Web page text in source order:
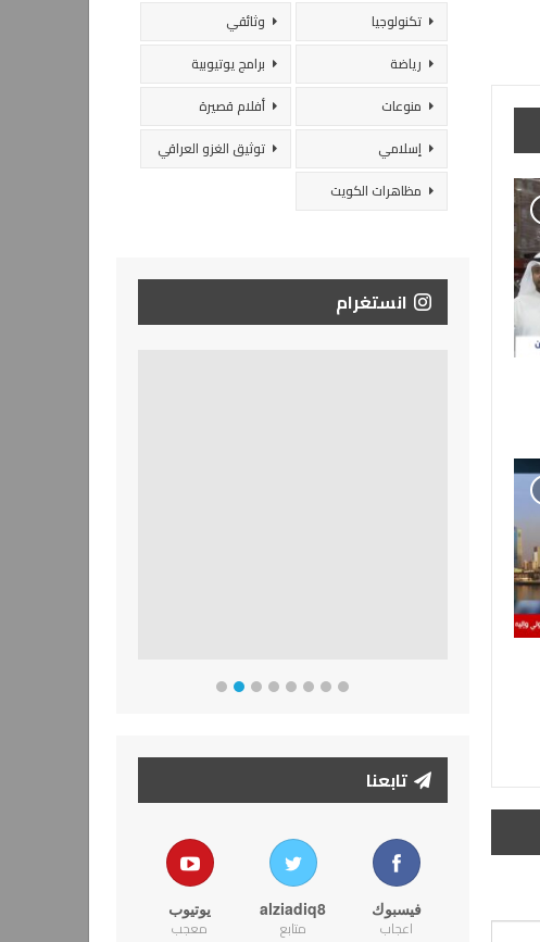
تكنولوجيا
وثائقي
رياضة
برامج يوتيوبية
منوعات
أفلام قصيرة
إسلامي
توثيق الغزو العراقي
مظاهرات الكويت
انستغرام
تابعنا
فيسبوك
اعجاب
alziadiq8
متابع
يوتيوب
معجب